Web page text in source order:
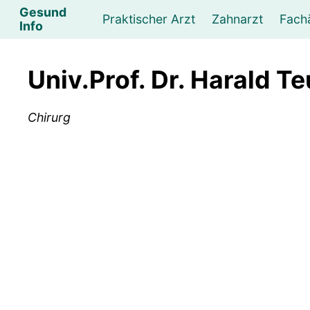
Gesund
Info
Praktischer Arzt Zahnarzt
Univ.Prof. Dr. Harald
Chirurg